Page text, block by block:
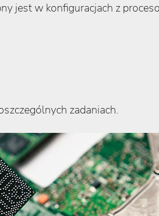
jest w konfiguracjach z
zadaniach.